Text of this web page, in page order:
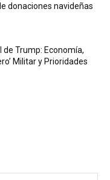
donaciones navideñas
de Trump: Economía,
Militar y Prioridades